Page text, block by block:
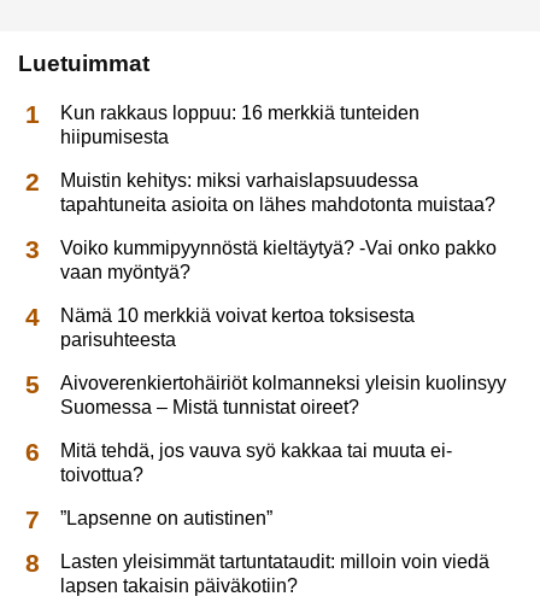
Luetuimmat
Kun rakkaus loppuu: 16 merkkiä tunteiden
hiipumisesta
Muistin kehitys: miksi varhaislapsuudessa
tapahtuneita asioita on lähes mahdotonta muistaa?
Voiko kummipyynnöstä kieltäytyä? -Vai onko pakko
vaan myöntyä?
Nämä 10 merkkiä voivat kertoa toksisesta
parisuhteesta
Aivoverenkiertohäiriöt kolmanneksi yleisin kuolinsyy
Suomessa – Mistä tunnistat oireet?
Mitä tehdä, jos vauva syö kakkaa tai muuta ei-
toivottua?
”Lapsenne on autistinen”
Lasten yleisimmät tartuntataudit: milloin voin viedä
lapsen takaisin päiväkotiin?